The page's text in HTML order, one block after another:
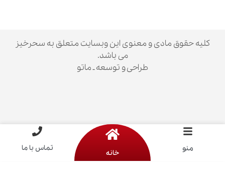
مادی و معنوی این وبسایت متعلق به سحرخیز
طراحی و توسعه ـ ماتو
تماس با ما